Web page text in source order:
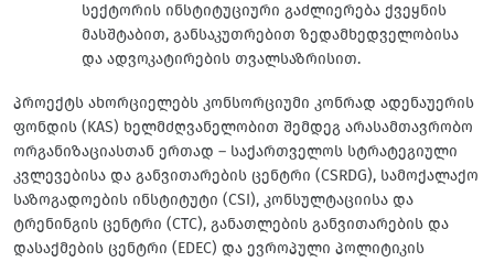
სექტორის ინსტიტუციური გაძლიერება ქვეყნის
მასშტაბით, განსაკუთრებით ზედამხედველობისა
და ადვოკატირების თვალსაზრისით.
პროექტს ახორციელებს კონსორციუმი კონრად ადენაუერის
ფონდის (KAS) ხელმძღვანელობით შემდეგ არასამთავრობო
ორგანიზაციასთან ერთად – საქართველოს სტრატეგიული
კვლევებისა და განვითარების ცენტრი (CSRDG), სამოქალაქო
საზოგადოების ინსტიტუტი (CSI), კონსულტაციისა და
ტრენინგის ცენტრი (CTC), განათლების განვითარების და
დასაქმების ცენტრი (EDEC) და ევროპული პოლიტიკის